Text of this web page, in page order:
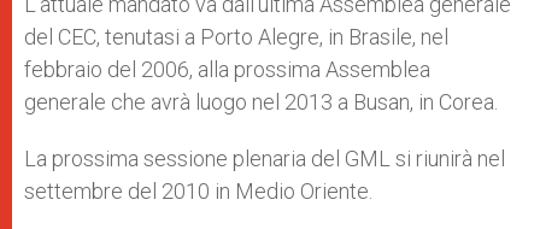
del CEC, tenutasi a Porto Alegre, in Brasile, nel
febbraio del 2006, alla prossima Assemblea
generale che avrà luogo nel 2013 a Busan, in Corea.
La prossima sessione plenaria del GML si riunirà nel
settembre del 2010 in Medio Oriente.